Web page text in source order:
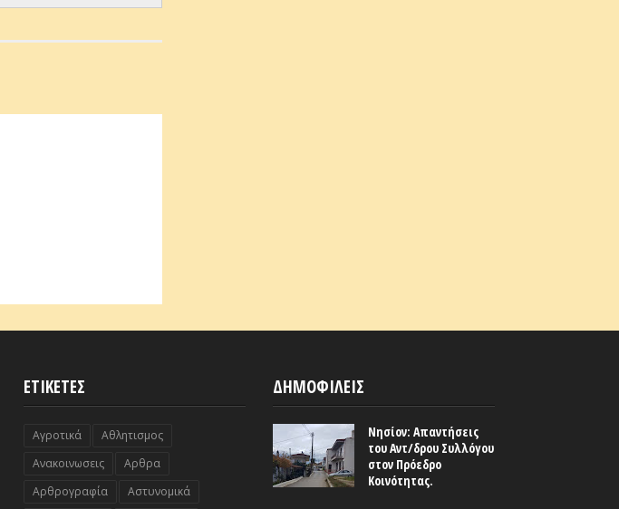
ΕΤΙΚΕΤΕΣ
Αγροτικά
Αθλητισμος
Ανακοινωσεις
Αρθρα
Αρθρογραφία
Αστυνομικά
ΔΗΜΟΦΙΛΕΙΣ
Νησίον: Απαντήσεις
του Αντ/δρου Συλλόγου
στον Πρόεδρο
Κοινότητας.